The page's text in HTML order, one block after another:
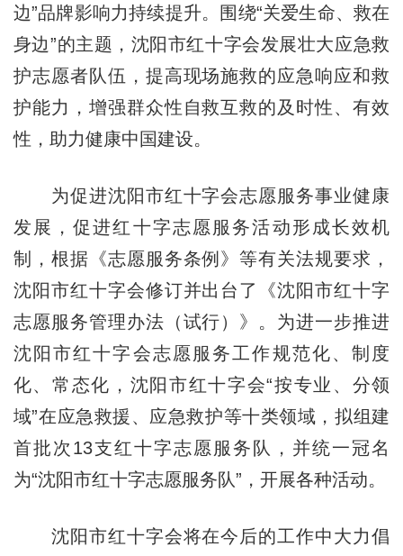
边”品牌影响力持续提升。围绕“关爱生命、救在
身边”的主题，沈阳市红十字会发展壮大应急救
护志愿者队伍，提高现场施救的应急响应和救
护能力，增强群众性自救互救的及时性、有效
性，助力健康中国建设。
为促进沈阳市红十字会志愿服务事业健康
发展，促进红十字志愿服务活动形成长效机
制，根据《志愿服务条例》等有关法规要求，
沈阳市红十字会修订并出台了《沈阳市红十字
志愿服务管理办法（试行）》。为进一步推进
沈阳市红十字会志愿服务工作规范化、制度
化、常态化，沈阳市红十字会“按专业、分领
域”在应急救援、应急救护等十类领域，拟组建
首批次 13支红十字志愿服务队，并统一冠名
为“沈阳市红十字志愿服务队” ，开展各种活动。
沈阳市红十字会将在今后的工作中大力倡